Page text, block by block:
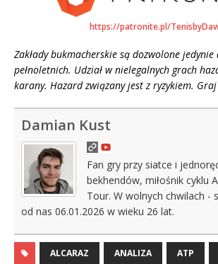
https://patronite.pl/
Zakłady bukmacherskie są dozwolone
pełnoletnich. Udział w nielegalnych grach
karany. Hazard związany jest z ryzykiem.
Damian Kust
Fan gry przy siatce i
bekhendów, miłośnik cyklu
Tour. W wolnych chwilach -
od nas 06.01.2026 w wieku 26 lat.
ALCARAZ ANALIZA ATP